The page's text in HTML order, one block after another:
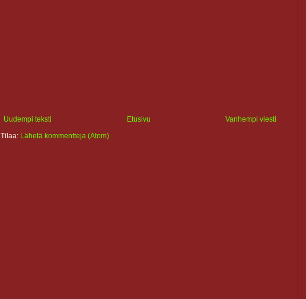
Uudempi teksti Vanhempi viesti
Etusivu
Tilaa: Lähetä kommentteja (Atom)